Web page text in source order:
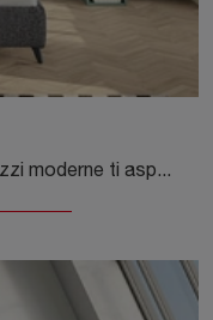
Le più originali camerette per ragazzi moderne ti aspettano! Scopri il modello Golf Y122 di Colombini Casa.